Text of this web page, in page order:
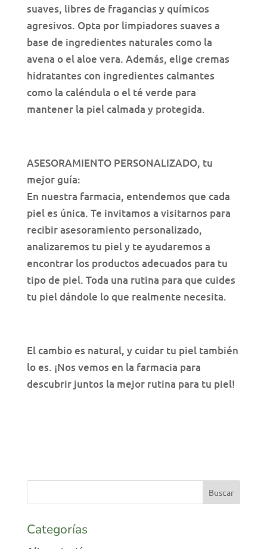
suaves, libres de fragancias y químicos
agresivos. Opta por limpiadores suaves a
base de ingredientes naturales como la
avena o el aloe vera. Además, elige cremas
hidratantes con ingredientes calmantes
como la caléndula o el té verde para
mantener la piel calmada y protegida.
ASESORAMIENTO PERSONALIZADO, tu
mejor guía:
En nuestra farmacia, entendemos que cada
piel es única. Te invitamos a visitarnos para
recibir asesoramiento personalizado,
analizaremos tu piel y te ayudaremos a
encontrar los productos adecuados para tu
tipo de piel. Toda una rutina para que cuides
tu piel dándole lo que realmente necesita.
El cambio es natural, y cuidar tu piel también
lo es. ¡Nos vemos en la farmacia para
descubrir juntos la mejor rutina para tu piel!
Categorías